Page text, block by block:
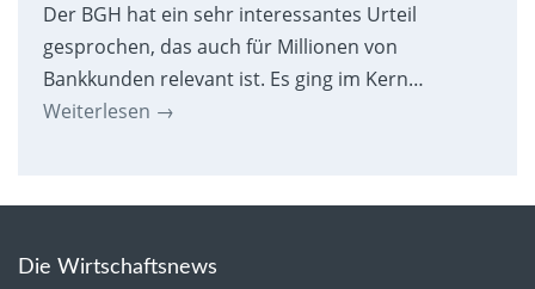
Der BGH hat ein sehr interessantes Urteil
gesprochen, das auch für Millionen von
Bankkunden relevant ist. Es ging im Kern…
Weiterlesen →
Die Wirtschaftsnews